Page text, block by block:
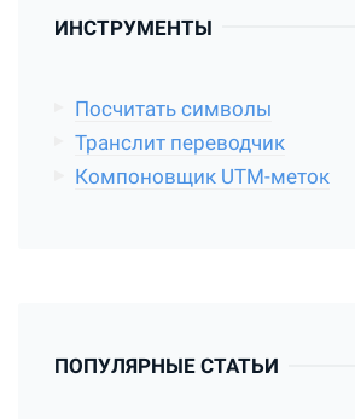
ИНСТРУМЕНТЫ
Посчитать символы
Транслит переводчик
Компоновщик UTM-меток
ПОПУЛЯРНЫЕ СТАТЬИ